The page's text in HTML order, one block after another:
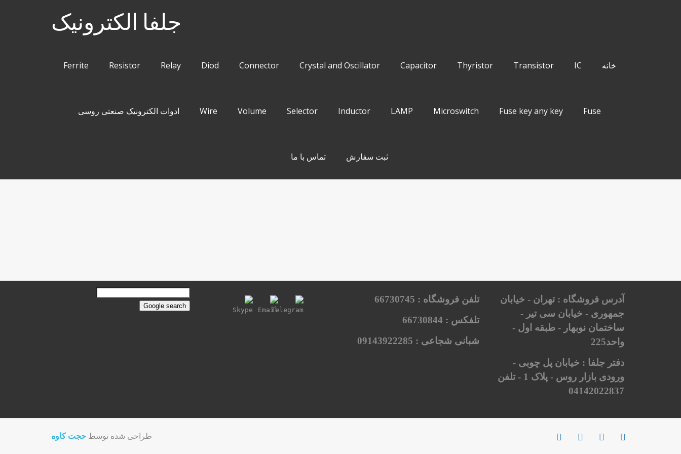
جلفا الکترونیک
خانه IC
Transistor
Thyristor
Capacitor
Crystal and Oscillator
Connector
Diod
Relay
Resistor
Ferrite
Fuse
Fuse key any key
Microswitch
LAMP
Inductor
Selector
Volume
Wire ادوات الکترونیک صنعتی روسی
ثبت سفارش تماس با ما
تلفن فروشگاه :
تلفکس :
شبانی شجاعی :
آدرس فروشگاه : تهران - خیابان
جمهوری - خیابان سی تیر -
ساختمان نوبهار - طبقه اول -
واحد225
دفتر جلفا : خیابان پل چوبی -
ورودی بازار روس - پلاک 1 - تلفن
04142022837
طراحی شده توسطحجت کاوه